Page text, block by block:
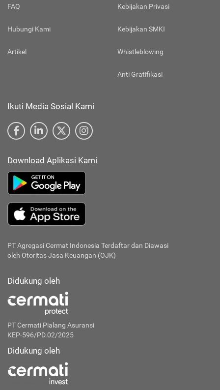
FAQ
Hubungi Kami
Artikel
Kebijakan Privasi
Kebijakan SMKI
Whistleblowing
Anti Gratifikasi
Ikuti Media Sosial Kami
Download Aplikasi Kami
PT Agregasi Cermat Indonesia Terdaftar dan Diawasi
oleh Otoritas Jasa Keuangan (OJK)
Didukung oleh
PT Cermati Pialang Asuransi
KEP-596/PD.02/2025
Didukung oleh